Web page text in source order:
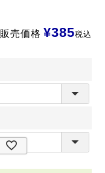
販売価格 ¥385税込